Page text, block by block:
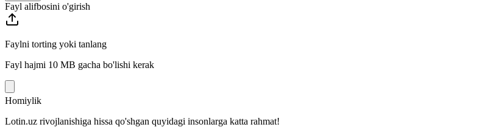
Fayl alifbosini o'girish
Faylni torting yoki tanlang
Fayl hajmi 10 MB gacha bo'lishi kerak
Homiylik
Lotin.uz rivojlanishiga hissa qo'shgan quyidagi insonlarga katta rahmat!